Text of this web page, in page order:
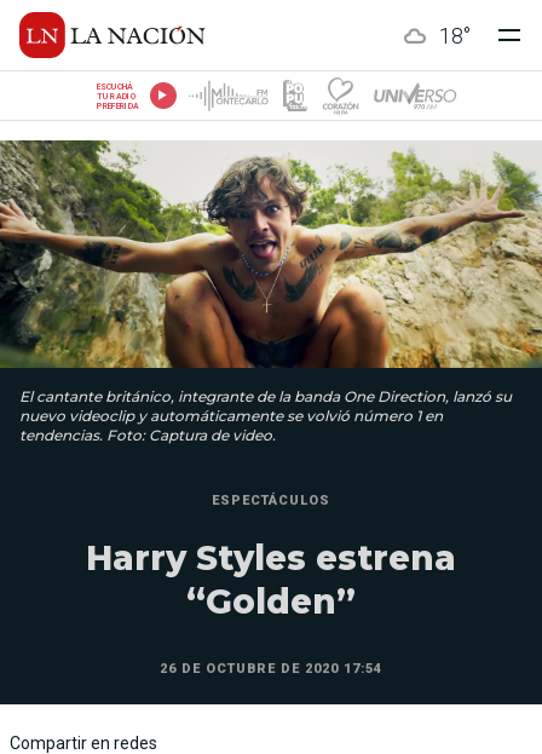
18°
ESCUCHÁ
TU RADIO
PREFERIDA
El cantante británico, integrante de la banda One Direction, lanzó su
nuevo videoclip y automáticamente se volvió número 1 en
tendencias. Foto: Captura de video.
ESPECTÁCULOS
Harry Styles estrena
“Golden”
26 DE OCTUBRE DE 2020 17:54
Compartir en redes